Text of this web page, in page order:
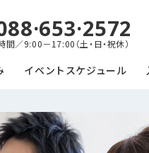
間／9:00－17:00（土・日・祝休）
イベントスケジュール